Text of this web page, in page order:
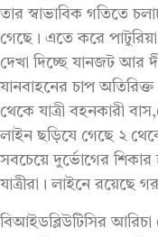
তার স্বাভাবিক গতিতে
গেছে। এতে করে
দেখা দিচ্ছে যানজট আর
যানবাহনের চাপ অতিরিক্ত
থেকে যাত্রী বহনকারী
লাইন ছড়িযে গেছে ২
সবচেয়ে দুর্ভোগের শিকার
যাত্রীরা। লাইনে রয়েছে
বিআইডব্লিউটিসির